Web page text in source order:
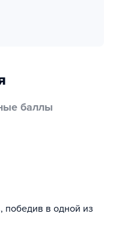
баллы
победив в одной из